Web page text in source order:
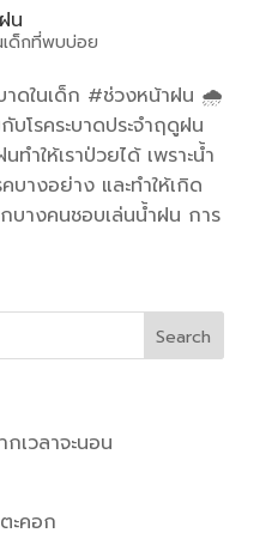
น
เด็กที่พบบ่อย
าดในเด็ก #ช่วงหน้าฝน 🌧
โรคระบาดประจำฤดูฝน
ำให้เราป่วยได้ เพราะน้ำ
บางอย่าง และทำให้เกิด
บางคนชอบเล่นน้ำฝน การ
เวลาจะนอน
ะคอก